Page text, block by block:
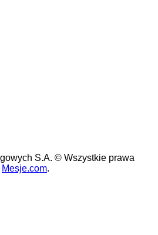
S.A. © Wszystkie prawa
Mesje.com.